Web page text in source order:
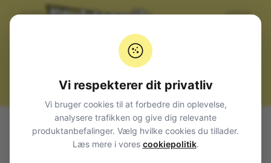
Alle produkter Komponenter
IC, diverse
STK Hybrid
Stereo Amplifier 15-pin
Vi respekterer dit privatliv
Vi bruger cookies til at forbedre din oplevelse,
analysere trafikken og give dig relevante
produktanbefalinger. Vælg hvilke cookies du tillader.
Læs mere i vores cookiepolitik.